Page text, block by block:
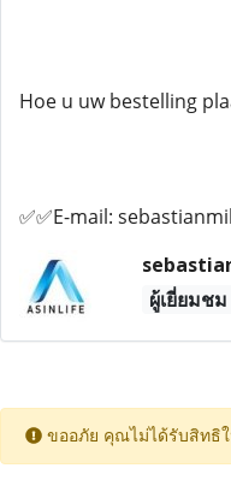
Hoe u uw bestelling
✅✅E-mail:
ผู้เยี่ยมชม
ขออภัย คุณไม่ได้รับสิทธิ